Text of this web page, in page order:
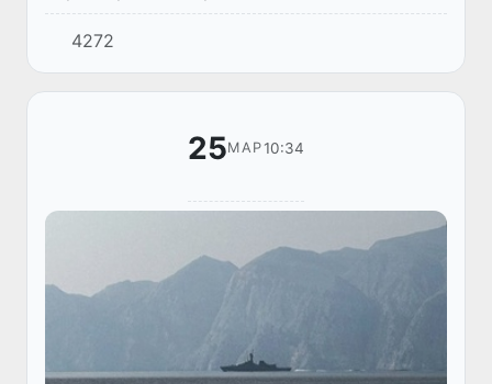
Комиссияи СММ оид ба пешгирии
ҷинояткорӣ ва адлияи ҷиноӣ барои солҳои
2027–2029 интихоб гардид.
4272
25МАР10:34